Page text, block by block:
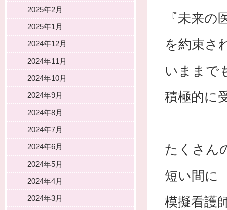
『未来
を約束さ
いままで
積極的に
たくさん
短い間に
模擬看護
2025年2月
2025年1月
2024年12月
2024年11月
2024年10月
2024年9月
2024年8月
2024年7月
2024年6月
2024年5月
2024年4月
2024年3月